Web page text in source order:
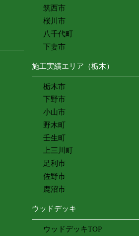
筑西市
桜川市
八千代町
下妻市
施工実績エリア（栃木）
栃木市
下野市
小山市
野木町
壬生町
上三川町
足利市
佐野市
鹿沼市
ウッドデッキ
ウッドデッキTOP